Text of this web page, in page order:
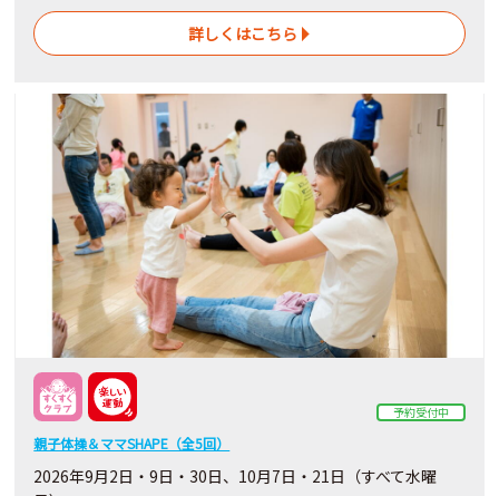
詳しくはこちら
予約受付中
親子体操＆ママSHAPE（全5回）
2026年9月2日・9日・30日、10月7日・21日（すべて水曜